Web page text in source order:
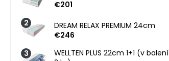
€201
DREAM RELAX PREMIUM 24cm
€246
WELLTEN PLUS 22cm 1+1 (v balení